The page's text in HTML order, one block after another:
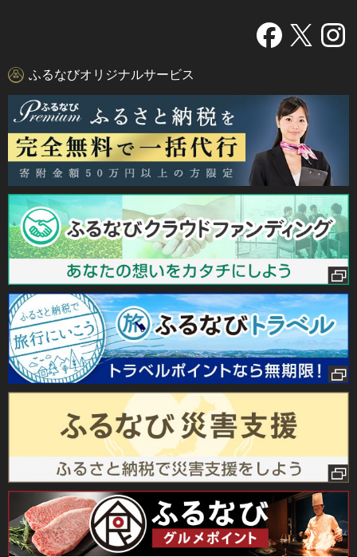
ふるなびオリジナルサービス